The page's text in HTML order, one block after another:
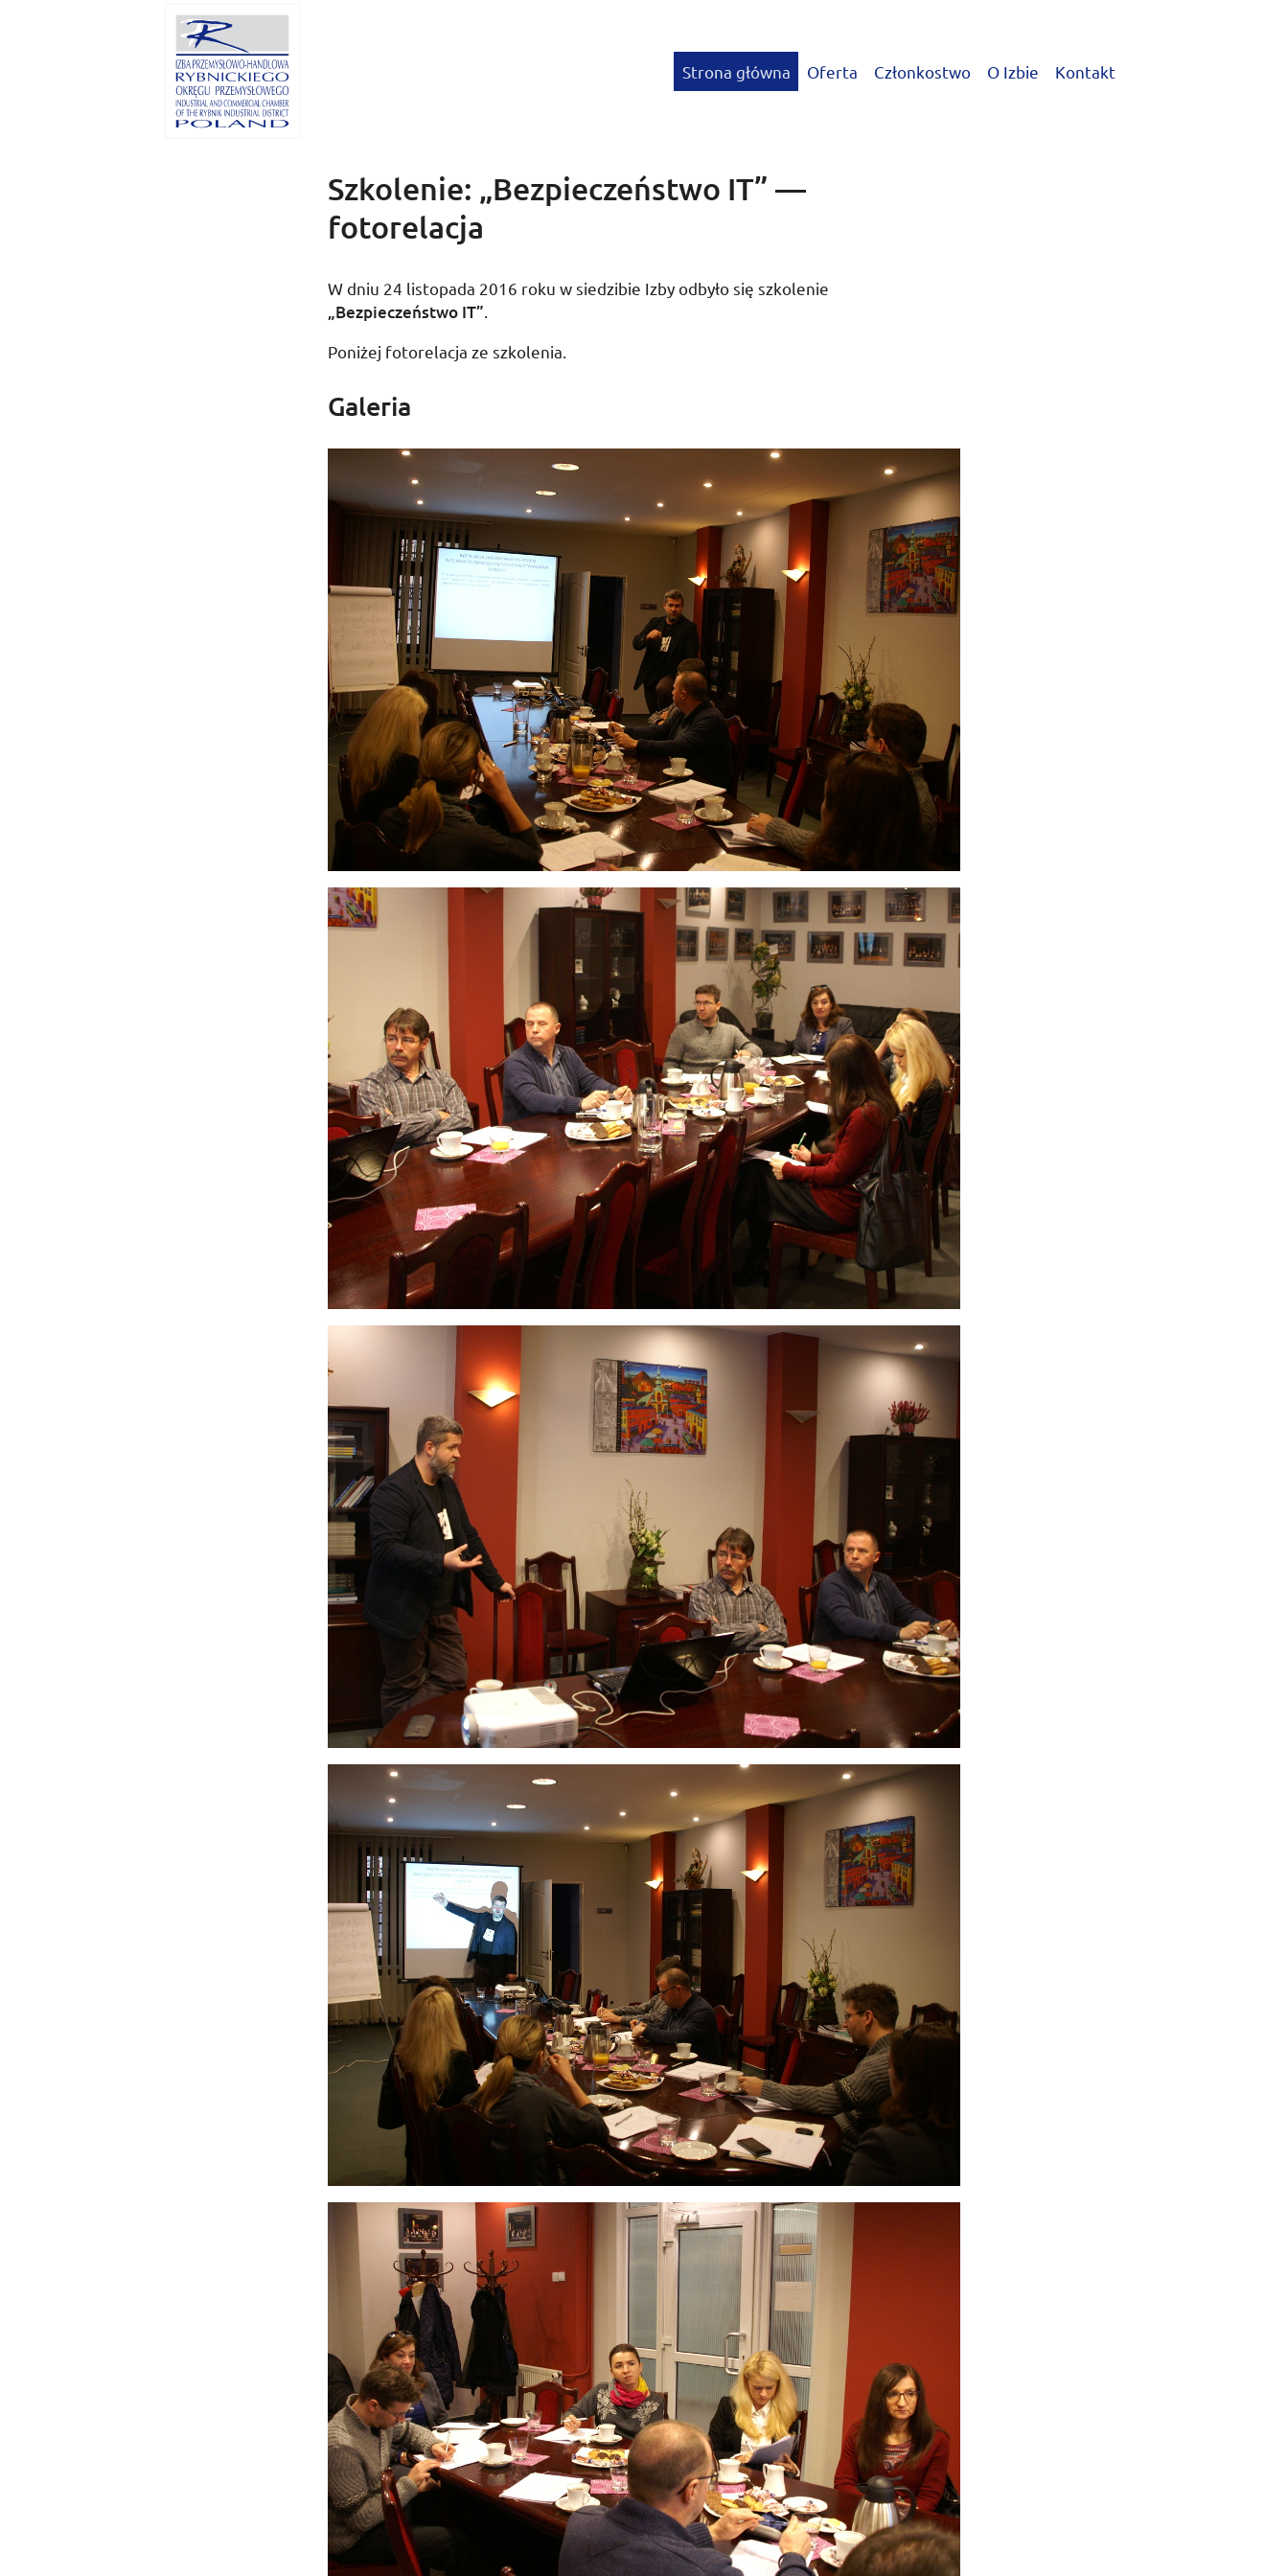
Strona główna Oferta Członkostwo O Izbie Kontakt
Szkolenie: „Bezpieczeństwo IT” —
fotorelacja
W dniu 24 listopada 2016 roku w siedzibie Izby odbyło się szkolenie
„Bezpieczeństwo IT”
Poniżej fotorelacja ze szkolenia.
Galeria